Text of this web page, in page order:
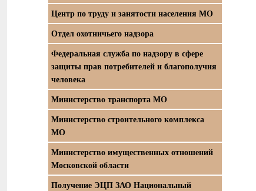
Центр по труду и занятости населения МО
Отдел охотничьего надзора
Федеральная служба по надзору в сфере
защиты прав потребителей и благополучия
человека
Министерство транспорта МО
Министерство строительного комплекса
МО
Министерство имущественных отношений
Московской области
Получение ЭЦП ЗАО Национальный